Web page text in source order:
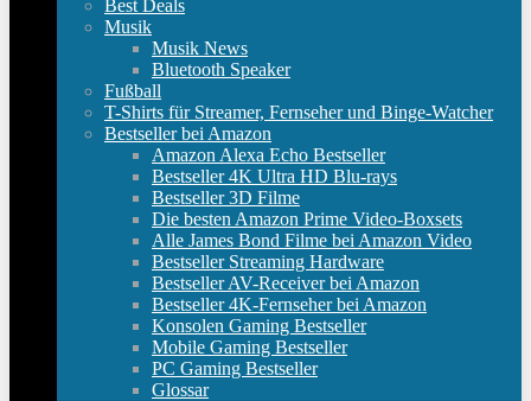
Best Deals
Musik
Musik News
Bluetooth Speaker
Fußball
T-Shirts für Streamer, Fernseher und Binge-Watcher
Bestseller bei Amazon
Amazon Alexa Echo Bestseller
Bestseller 4K Ultra HD Blu-rays
Bestseller 3D Filme
Die besten Amazon Prime Video-Boxsets
Alle James Bond Filme bei Amazon Video
Bestseller Streaming Hardware
Bestseller AV-Receiver bei Amazon
Bestseller 4K-Fernseher bei Amazon
Konsolen Gaming Bestseller
Mobile Gaming Bestseller
PC Gaming Bestseller
Glossar